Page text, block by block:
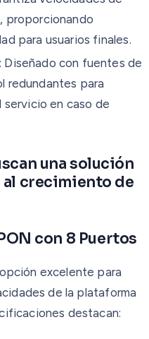
proporcionando
para usuarios finales.
Diseñado con fuentes de
redundantes para
servicio en caso de
una solución
al crecimiento de
con 8 Puertos
excelente para
de la plataforma
destacan: